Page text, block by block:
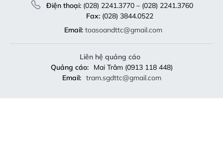
Điện thoại:(028) 2241.3770 – (028) 2241.3760
Fax:(028) 3844.0522
Email: toasoandttc@gmail.com
Liên hệ quảng cáo
Quảng cáo:
Mai Trâm (0913 118 448)
Email: tram.sgdttc@gmail.com